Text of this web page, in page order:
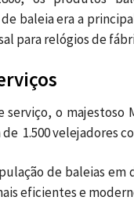
de baleia era a
para relógios de
serviço, o
1.500 velejadores
de baleias
eficientes e